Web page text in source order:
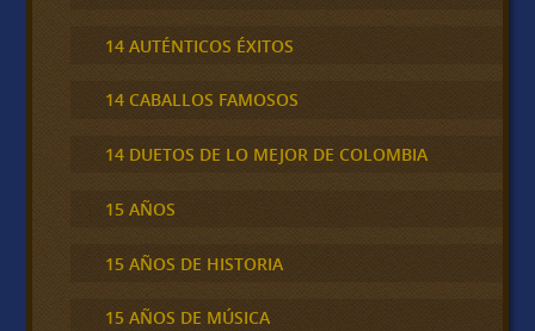
14 AUTÉNTICOS ÉXITOS
14 CABALLOS FAMOSOS
14 DUETOS DE LO MEJOR DE COLOMBIA
15 AÑOS
15 AÑOS DE HISTORIA
15 AÑOS DE MÚSICA